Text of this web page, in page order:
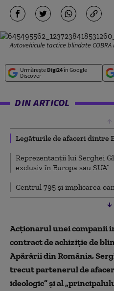
Autovehicule tactice blindate COBRA
Urmărește Digi24în Google
Discover
DIN ARTICOL
Legăturile de afaceri dintre
Reprezentanții lui Serghei
exclusiv în Europa sau SUA”
Centrul 795 și implicarea
Acționarul unei companii
contract de achiziție de
Apărării din România,
trecut partenerul de
ideologic” și al